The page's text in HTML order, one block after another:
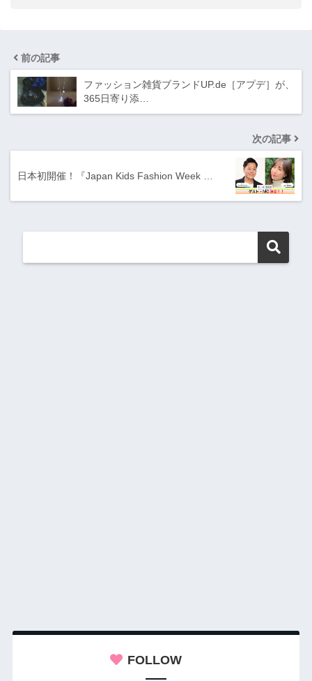
前の記事
ファッション雑貨ブランドUP.de［アプデ］が、
365日寄り添…
次の記事
日本初開催！『Japan Kids Fashion Week …
FOLLOW